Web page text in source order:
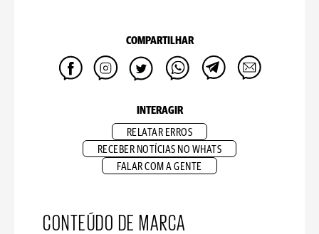
COMPARTILHAR
INTERAGIR
RELATAR ERROS
RECEBER NOTÍCIAS NO WHATS
FALAR COM A GENTE
CONTEÚDO DE MARCA